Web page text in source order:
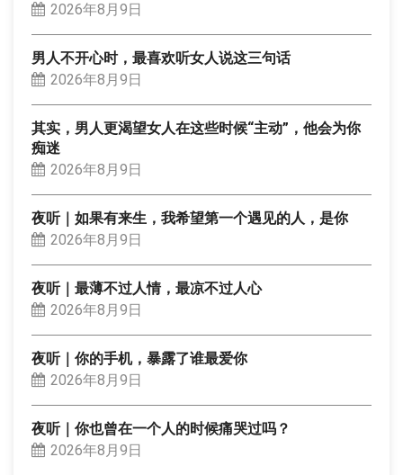
2026年8月9日
男人不开心时，最喜欢听女人说这三句话
2026年8月9日
其实，男人更渴望女人在这些时候“主动”，他会为你
痴迷
2026年8月9日
夜听｜如果有来生，我希望第一个遇见的人，是你
2026年8月9日
夜听｜最薄不过人情，最凉不过人心
2026年8月9日
夜听｜你的手机，暴露了谁最爱你
2026年8月9日
夜听｜你也曾在一个人的时候痛哭过吗？
2026年8月9日